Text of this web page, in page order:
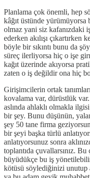
Planlama çok önemli, hep
kâğıt üstünde yürümüyorsa
olmaz yani siz kafanızdaki
ederken akılışı
böyle bir sıkıntı bunu da
süreç ilerliyorsa hiç o işe
kağıt üzerinde akıyorsa
zaten o iş değildir ona hiç
Girişimcilerin ortak
kovalama var, dürüstlük
aslında ahlaklı olmakla
bir şey. Bunu düşünün,
şey 50 tane firma
bir şeyi başka türlü
anlatıyorsunuz sonra
toplantıda çuvallarsınız.
büyüdükçe bu iş
kötüsü söylediğinizi unutup